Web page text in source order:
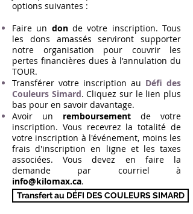
options suivantes :
Faire un donde votre inscription. Tous
les dons amassés serviront supporter
notre organisation pour couvrir les
pertes financières dues à l'annulation du
TOUR.
Transférer votre inscription au Défi des
Couleurs Simard. Cliquez sur le lien plus
bas pour en savoir davantage.
Avoir un remboursement de votre
inscription. Vous recevrez la totalité de
votre inscription à l'événement, moins les
frais d'inscription en ligne et les taxes
associées. Vous devez en faire la
demande par courriel à
info@kilomax.ca.
Transfert au DÉFI DES COULEURS SIMARD